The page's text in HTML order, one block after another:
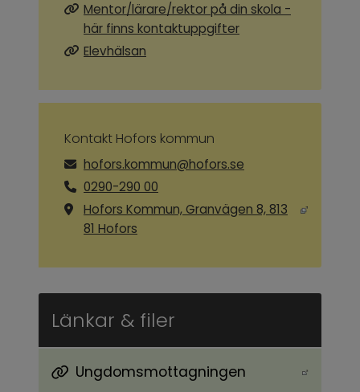
Mentor/lärare/rektor på din skola -
här finns kontaktuppgifter
Elevhälsan
Kontakt Hofors kommun
hofors.kommun@hofors.se
0290-290 00
Hofors Kommun, Granvägen 8, 813
81 Hofors
Länkar & filer
Ungdomsmottagningen
Länk till annan webbplats.